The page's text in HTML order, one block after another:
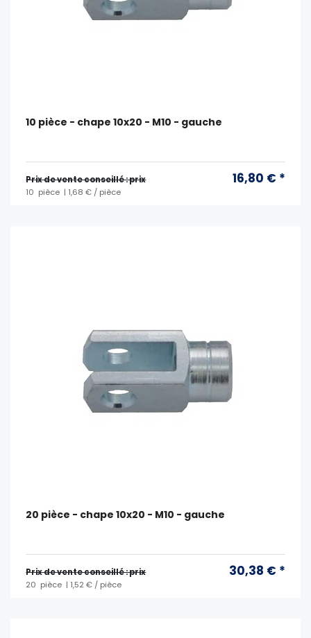
10 pièce - chape 10x20 - M10 - gauche
Prix ​​de vente conseillé : prix 16,80 € *
10 pièce | 1,68 € / pièce
20 pièce - chape 10x20 - M10 - gauche
Prix ​​de vente conseillé : prix 30,38 € *
20 pièce | 1,52 € / pièce